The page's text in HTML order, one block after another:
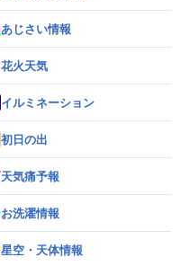
あじさい情報
花火天気
イルミネーション
初日の出
天気痛予報
お洗濯情報
星空・天体情報